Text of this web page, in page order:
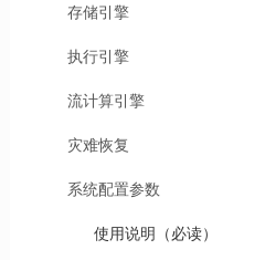
存储引擎
执行引擎
流计算引擎
灾难恢复
系统配置参数
使用说明（必读）